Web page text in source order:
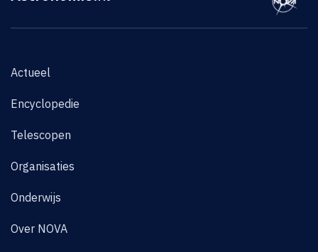
Actueel
Encyclopedie
Telescopen
Organisaties
Onderwijs
Over NOVA